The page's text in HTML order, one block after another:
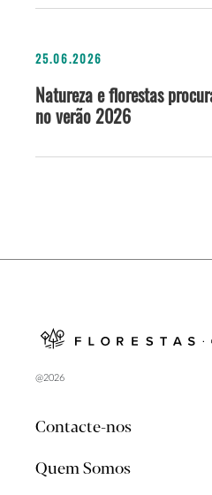
25.06.2026
Natureza e florestas
no verão 2026
@2026
Contacte-nos
Quem Somos